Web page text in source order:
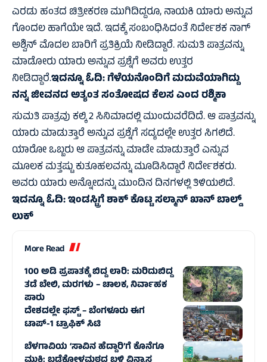
ಎರಡು ಹಂತದ ಚಿತ್ರೀಕರಣ ಮುಗಿದಿದ್ದರೂ, ನಾಯಕಿ ಯಾರು ಅನ್ನುವ
ಗೊಂದಲ ಹಾಗೆಯೇ ಇದೆ. ಇದಕ್ಕೆ ಸಂಬಂಧಿಸಿದಂತೆ ನಿರ್ದೇಶಕ ನಾಗ್
ಅಶ್ವಿನ್‌ ಮೊದಲ ಬಾರಿಗೆ ಪ್ರತಿಕ್ರಿಯೆ ನೀಡಿದ್ದಾರೆ. ಸುಮತಿ ಪಾತ್ರವನ್ನು
ಮಾಡೋರು ಯಾರು ಅನ್ನುವ ಪ್ರಶ್ನೆಗೆ ಅವರು ಉತ್ತರ
ನೀಡಿದ್ದಾರೆ.ಇದನ್ನೂ ಓದಿ:ಗೆಳೆಯನೊಂದಿಗೆ ಮದುವೆಯಾಗಿದ್ದು
ನನ್ನ ಜೀವನದ ಅತ್ಯಂತ ಸಂತೋಷದ ಕೆಲಸ ಎಂದ ರಶ್ಮಿಕಾ
ಸುಮತಿ ಪಾತ್ರವು ಕಲ್ಕಿ 2 ಸಿನಿಮಾದಲ್ಲಿ ಮುಂದುವರೆದಿದೆ. ಆ ಪಾತ್ರವನ್ನು
ಯಾರು ಮಾಡುತ್ತಾರೆ ಅನ್ನುವ ಪ್ರಶ್ನೆಗೆ ಸದ್ಯದಲ್ಲೇ ಉತ್ತರ ಸಿಗಲಿದೆ.
ಯಾರೋ ಒಬ್ಬರು ಆ ಪಾತ್ರವನ್ನು ಮಾಡೇ ಮಾಡುತ್ತಾರೆ ಎನ್ನುವ
ಮೂಲಕ ಮತ್ತಷ್ಟು ಕುತೂಹಲವನ್ನು ಮೂಡಿಸಿದ್ದಾರೆ ನಿರ್ದೇಶಕರು.
ಅವರು ಯಾರು ಅನ್ನೋದನ್ನು ಮುಂದಿನ ದಿನಗಳಲ್ಲಿ ತಿಳಿಯಲಿದೆ.
ಇದನ್ನೂ ಓದಿ:ಇಂಡಸ್ಟ್ರಿಗೆ ಶಾಕ್ ಕೊಟ್ಟ ಸಲ್ಮಾನ್ ಖಾನ್ ಬಾಲ್ಡ್
ಲುಕ್
More Read
100 ಅಡಿ ಪ್ರಪಾತಕ್ಕೆ ಬಿದ್ದ ಲಾರಿ: ಮರಿದುಬಿದ್ದ
ತಡೆ ಬೇಲಿ, ಮರಗಳು – ಚಾಲಕ, ನಿರ್ವಾಹಕ
ಪಾರು
ದೇಶದಲ್ಲೇ ಫಸ್ಟ್ – ಬೆಂಗಳೂರು ಈಗ
ಟಾಪ್-1 ಟ್ರಾಫಿಕ್ ಸಿಟಿ
ಬೆಳಗಾವಿಯ ‘ಸಾವಿನ ಹೆದ್ದಾರಿ’ಗೆ ಕೊನೆಗೂ